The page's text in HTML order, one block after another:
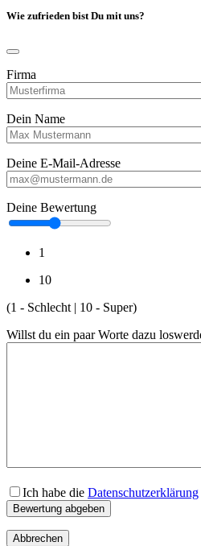
Wie zufrieden bist Du mit uns?
Firma
Dein Name
Deine E-Mail-Adresse
Deine Bewertung
1
10
(1 - Schlecht | 10 - Super)
Willst du ein paar Worte dazu
Ich habe die Datenschutzerklärung
Abbrechen